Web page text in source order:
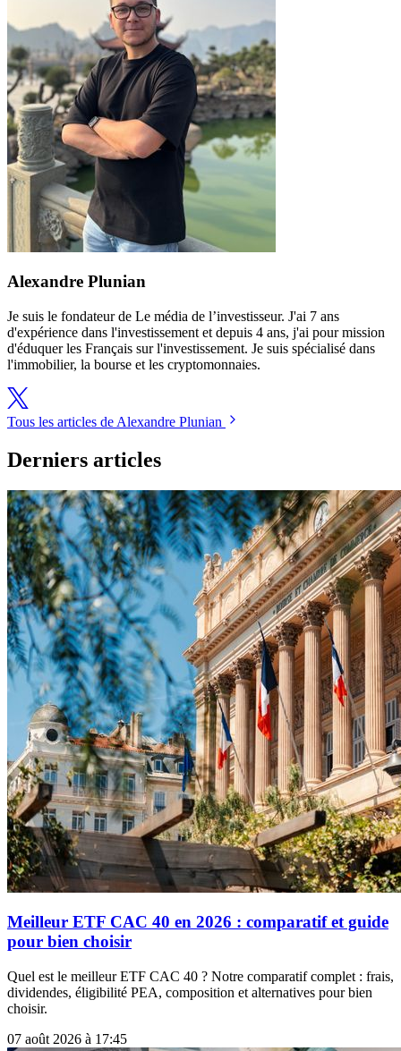
Alexandre Plunian
Je suis le fondateur de Le média de l’investisseur. J'ai 7 ans
d'expérience dans l'investissement et depuis 4 ans, j'ai pour mission
d'éduquer les Français sur l'investissement. Je suis spécialisé dans
l'immobilier, la bourse et les cryptomonnaies.
Tous les articles de Alexandre Plunian
Derniers articles
Meilleur ETF CAC 40 en 2026 : comparatif et guide
pour bien choisir
Quel est le meilleur ETF CAC 40 ? Notre comparatif complet : frais,
dividendes, éligibilité PEA, composition et alternatives pour bien
choisir.
07 août 2026 à 17:45